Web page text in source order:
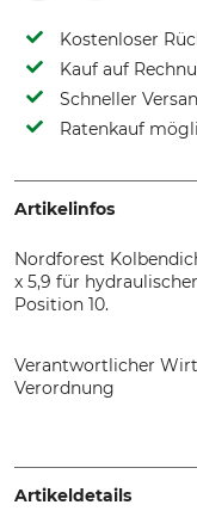
Kostenloser
Kauf auf
Schneller
Ratenkauf
Artikelinfos
Nordforest
x 5,9 für
Position 10.
Verantwortlicher
Verordnung
www.grube.de
Artikeldetails